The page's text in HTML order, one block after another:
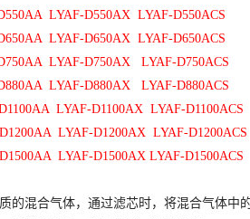
LYAF-D550AX LYAF-D550ACS
LYAF-D650AX LYAF-D650ACS
LYAF-D750AX LYAF-D750ACS
LYAF-D880AX LYAF-D880ACS
LYAF-D1100AX LYAF-D1100ACS
LYAF-D1200AX LYAF-D1200ACS
LYAF-D1500AX LYAF-D1500ACS
的混合气体，通过滤芯时，将混合气体中